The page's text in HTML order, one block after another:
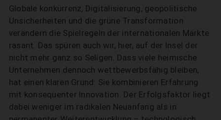
Globale konkurrenz, Digitalisierung, geopolitische
Unsicherheiten und die grüne Transformation
verändern die Spielregeln der internationalen Märkte
rasant. Das spüren auch wir, hier, auf der Insel der
nicht mehr ganz so Seligen. Dass viele heimische
Unternehmen dennoch wettbewerbsfähig bleiben,
hat einen klaren Grund: Sie kombinieren Erfahrung
mit konsequenter Innovation. Der Erfolgsfaktor liegt
dabei weniger im radikalen Neu­anfang als in